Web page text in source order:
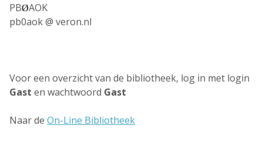
PBØAOK
pb0aok @ veron.nl
Voor een overzicht van de bibliotheek, log in met login
Gast en wachtwoord Gast
Naar de On-Line Bibliotheek